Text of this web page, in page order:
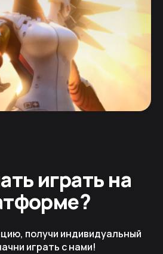
играть на
получи индивидуальный
играть с нами!